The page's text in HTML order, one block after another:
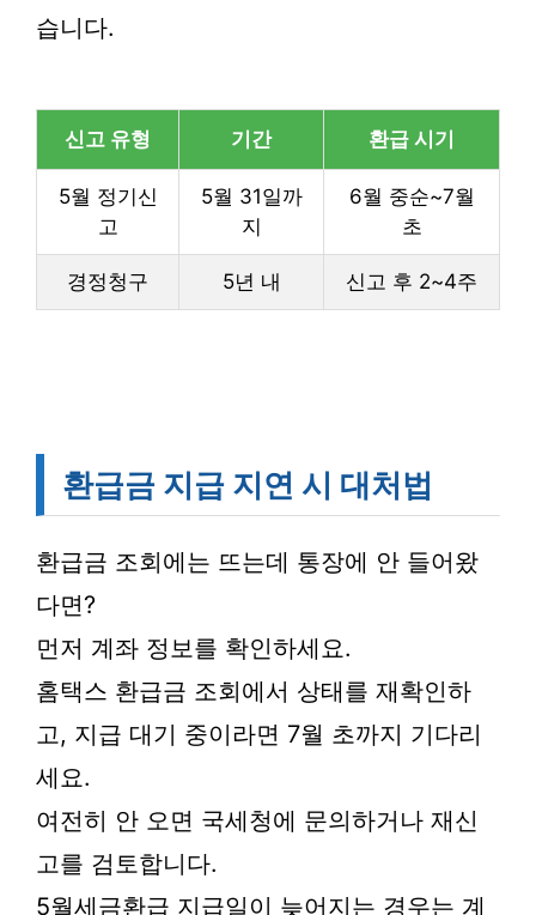
습니다.
신고 유형 기간 환급 시기
5월 정기신
고
5월 31일까
지
6월 중순~7월
초
경정청구 5년 내 신고 후 2~4주
환급금 지급 지연 시 대처법
환급금 조회에는 뜨는데 통장에 안 들어왔
다면?
먼저 계좌 정보를 확인하세요.
홈택스 환급금 조회에서 상태를 재확인하
고, 지급 대기 중이라면 7월 초까지 기다리
세요.
여전히 안 오면 국세청에 문의하거나 재신
고를 검토합니다.
5월세금환급 지급일이 늦어지는 경우는 계